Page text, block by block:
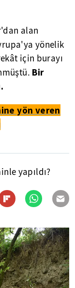
alan
yönelik
için burayı
Bir
yön veren
yapıldı?